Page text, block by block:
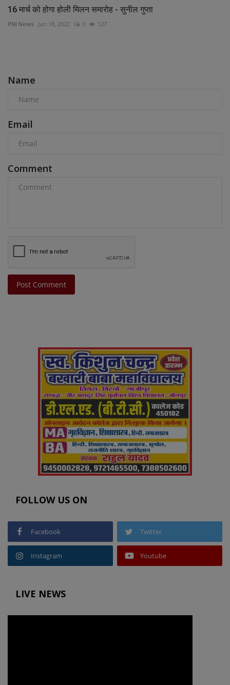
16 मार्च को होगा होली मिलन समारोह - सुनील गुप्ता
PNI News Jun 18, 2022 0 127
Name
Email
Comment
Post Comment
FOLLOW US ON
Facebook Twitter
Instagram Youtube
LIVE NEWS